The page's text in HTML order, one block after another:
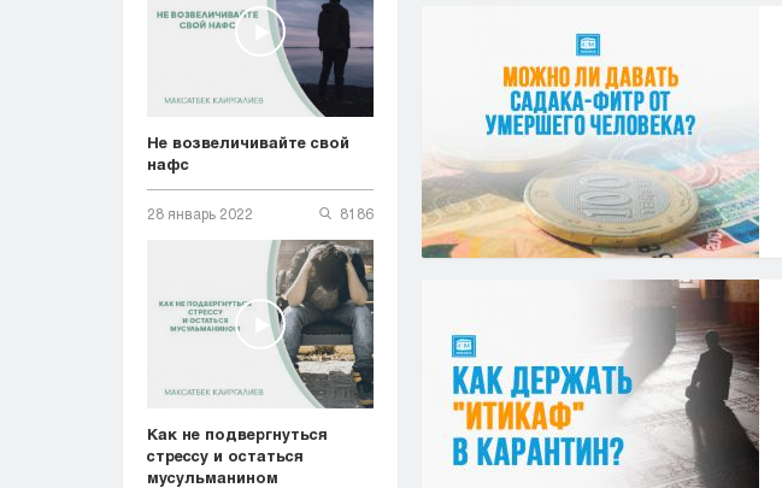
Не возвеличивайте свой
нафс
28 январь 2022 8186
Как не подвергнуться
стрессу и остаться
мусульманином